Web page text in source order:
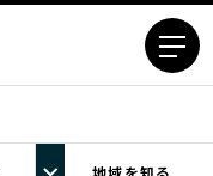
地域を知る